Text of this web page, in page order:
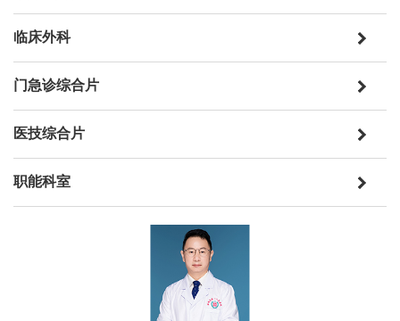
临床外科
门急诊综合片
医技综合片
职能科室